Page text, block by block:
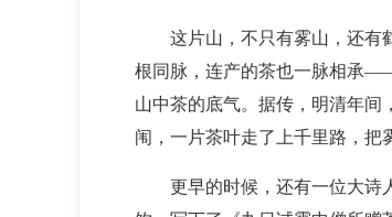
这片山，不只有雾山，还有
根同脉，连产的茶也一脉相承
山中茶的底气。据传，明清年间
闱，一片茶叶走了上千里路，把
更早的时候，还有一位大诗